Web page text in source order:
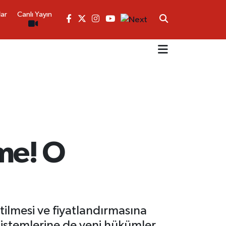
Canlı Yayın
O
ve fiyatlandırmasına